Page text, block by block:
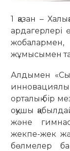
1қазан –
ардагерлері
жұмысымен
Алдымен
орталық бір
оқушы
және
жекпе-жек
бөлмелер